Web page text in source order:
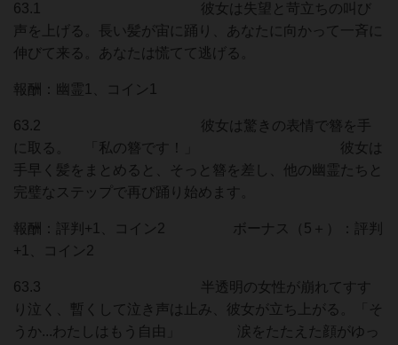
63.1 彼女は失望と苛立ちの叫び
声を上げる。長い髪が宙に踊り、あなたに向かって一斉に
伸びて来る。あなたは慌てて逃げる。
報酬：幽霊1、コイン1
63.2 彼女は驚きの表情で簪を手
に取る。 「私の簪です！」 彼女は
手早く髪をまとめると、そっと簪を差し、他の幽霊たちと
完璧なステップで再び踊り始めます。
報酬：評判+1、コイン2 ボーナス（5＋）：評判
+1、コイン2
63.3 半透明の女性が崩れてすす
り泣く、暫くして泣き声は止み、彼女が立ち上がる。「そ
うか...わたしはもう自由」 涙をたたえた顔がゆっ